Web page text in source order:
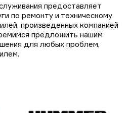
предоставляет
по ремонту и техническому
произведенных компанией
предложить нашим
для любых проблем,